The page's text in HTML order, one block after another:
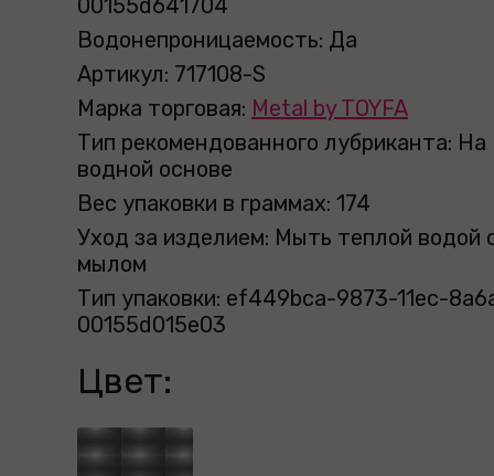
00155d641704
Водонепроницаемость: Да
Артикул: 717108-S
Марка торговая: Metal by TOYFA
Тип рекомендованного лубриканта: На
водной основе
Вес упаковки в граммах: 174
Уход за изделием: Мыть теплой водой
мылом
Тип упаковки: ef449bca-9873-11ec-
00155d015e03
Цвет: